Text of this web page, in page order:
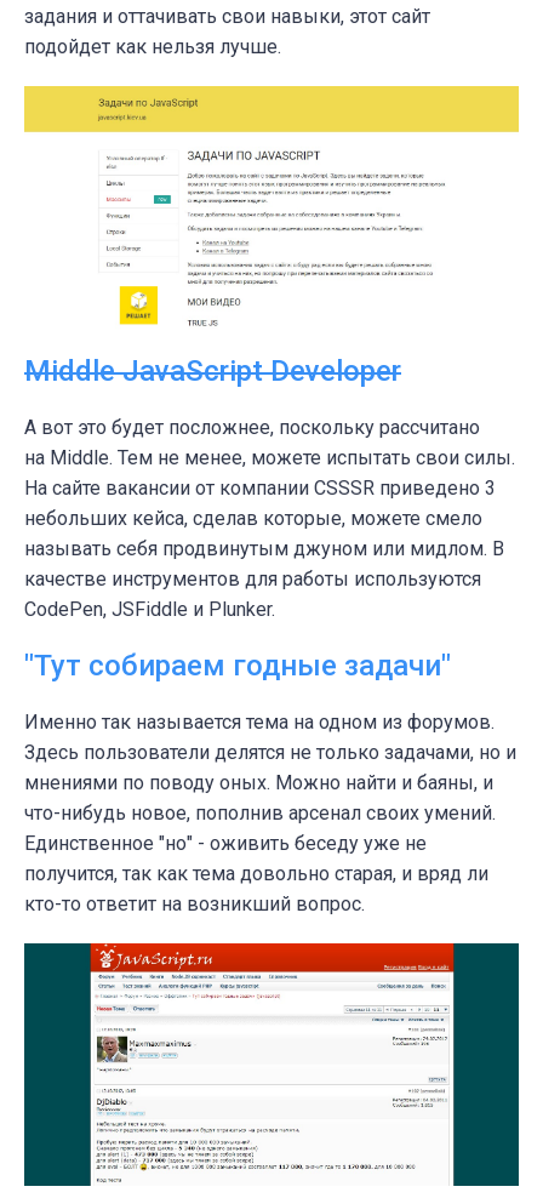
задания и оттачивать свои навыки, этот сайт
подойдет как нельзя лучше.
Middle JavaScript Developer
А вот это будет посложнее, поскольку рассчитано
на Middle. Тем не менее, можете испытать свои силы.
На сайте вакансии от компании CSSSR приведено 3
небольших кейса, сделав которые, можете смело
называть себя продвинутым джуном или мидлом. В
качестве инструментов для работы используются
CodePen, JSFiddle и Plunker.
"Тут собираем годные задачи"
Именно так называется тема на одном из форумов.
Здесь пользователи делятся не только задачами, но и
мнениями по поводу оных. Можно найти и баяны, и
что-нибудь новое, пополнив арсенал своих умений.
Единственное "но" - оживить беседу уже не
получится, так как тема довольно старая, и вряд ли
кто-то ответит на возникший вопрос.